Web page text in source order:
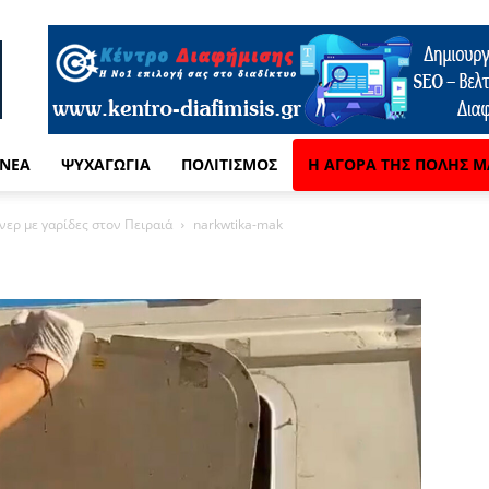
ΨΥΧΑΓΩΓΊΑ ΠΟΛΙΤΙΣΜΌΣ Η ΑΓΟΡΆ ΤΗΣ ΠΌΛΗΣ
με γαρίδες στον Πειραιά narkwtika-mak